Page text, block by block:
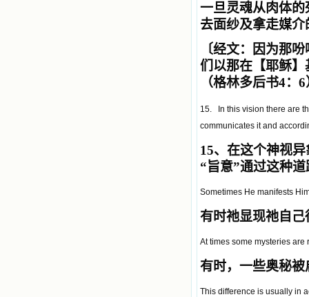
一旦灵魂从肉体
去面纱及拿走媒
〔经文：因为那
们以那在【耶稣
（格林多后书4：6
15. In this vision there are
communicates it and
15、在这个神视
“旨意”通过这种
Sometimes He manifests
有时祂显现祂自
At times some mysteries
有时，一些奥秘
This difference is usually in